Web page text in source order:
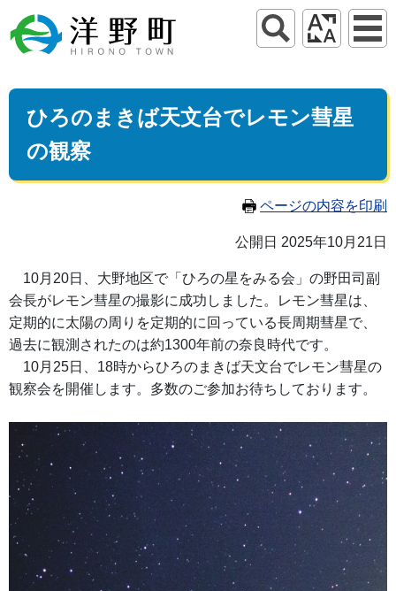
ひろのまきば天文台でレモン彗星
の観察
ページの内容を印刷
公開日 2025年10月21日
10月20日、大野地区で「ひろの星をみる会」の野田司副
会長がレモン彗星の撮影に成功しました。レモン彗星は、
定期的に太陽の周りを定期的に回っている長周期彗星で、
過去に観測されたのは約1300年前の奈良時代です。
10月25日、18時からひろのまきば天文台でレモン彗星の
観察会を開催します。多数のご参加お待ちしております。